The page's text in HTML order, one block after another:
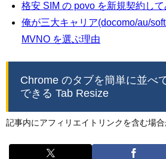
格安 SIM の povo を新規契約して
俺が三大キャリア(docomo/au/
MVNO を選ぶ理由
Chrome のタブを簡単に並べ
できる Tab Resize
記事内にアフィリエイトリンクを含む場